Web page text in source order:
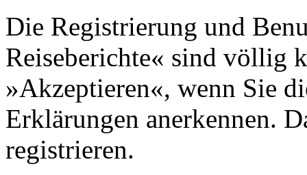
Die Registrierung und
Reiseberichte« sind völlig
»Akzeptieren«, wenn Sie
Erklärungen anerkennen.
registrieren.